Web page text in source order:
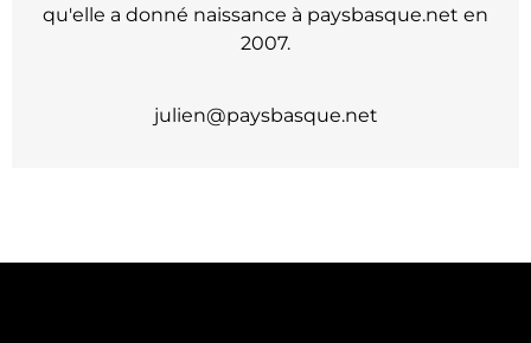
qu'elle a donné naissance à paysbasque.net en
2007.
julien@paysbasque.net